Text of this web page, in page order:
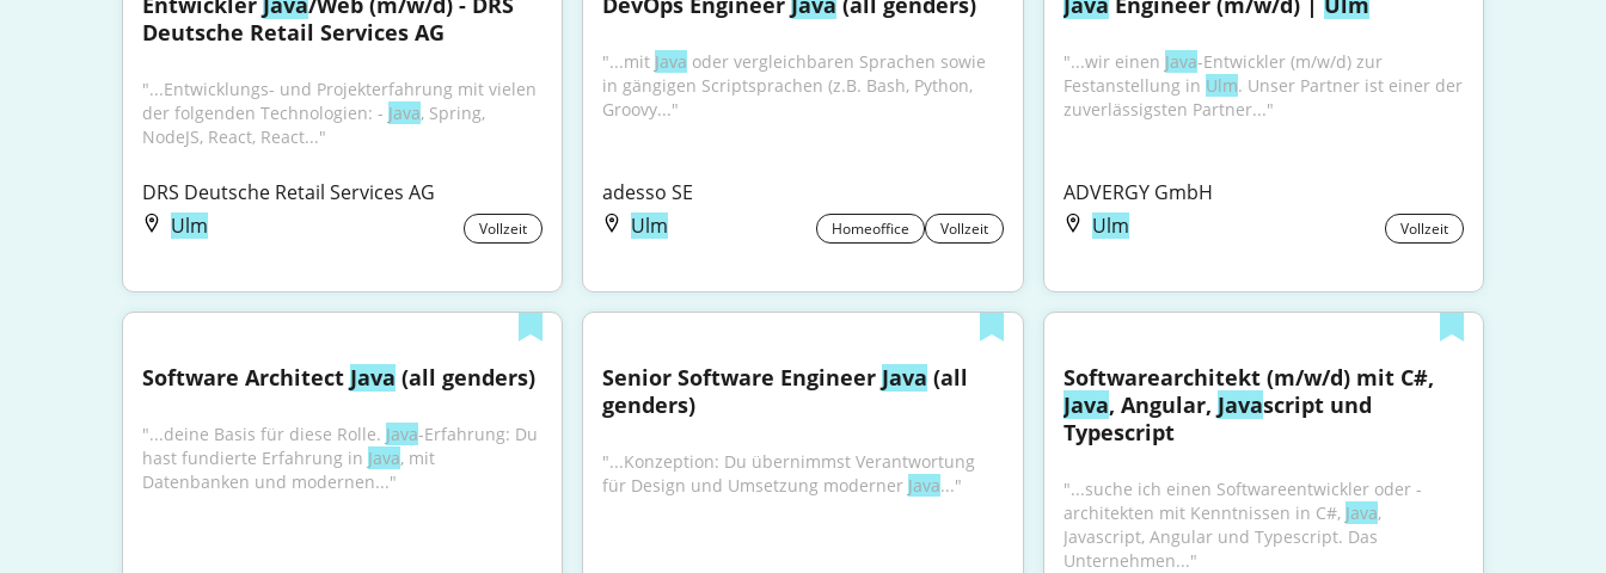
Deutsche Retail Services AG
"...Entwicklungs- und Projekterfahrung mit vielen
der folgenden Technologien: - Java, Spring,
NodeJS, React, React..."
DRS Deutsche Retail Services AG
Ulm
Vollzeit
"...mit Java oder vergleichbaren Sprachen sowie
in gängigen Scriptsprachen (z.B. Bash, Python,
Groovy..."
adesso SE
Ulm
Homeoffice Vollzeit
"...wir einen Java-Entwickler (m/w/d) zur
Festanstellung in Ulm. Unser Partner ist einer der
zuverlässigsten Partner..."
ADVERGY GmbH
Ulm
Vollzeit
Software Architect Java (all genders)
"...deine Basis für diese Rolle. Java-Erfahrung: Du
hast fundierte Erfahrung in Java, mit
Datenbanken und modernen..."
Senior Software Engineer Java (all
genders)
"...Konzeption: Du übernimmst Verantwortung
für Design und Umsetzung moderner Java..."
Java, Angular, Javascript und
Typescript
"...suche ich einen Softwareentwickler oder -
architekten mit Kenntnissen in C#, Java,
Javascript, Angular und Typescript. Das
Unternehmen..."